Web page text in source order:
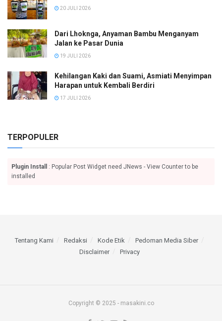
20 JULI 2026
Dari Lhoknga, Anyaman Bambu Menganyam
Jalan ke Pasar Dunia
19 JULI 2026
Kehilangan Kaki dan Suami, Asmiati Menyimpan
Harapan untuk Kembali Berdiri
17 JULI 2026
TERPOPULER
Plugin Install
: Popular Post Widget need JNews - View Counter to be
installed
Tentang Kami Redaksi Kode Etik
Pedoman Media Siber
Disclaimer
Privacy
Copyright © 2025 - masakini.co